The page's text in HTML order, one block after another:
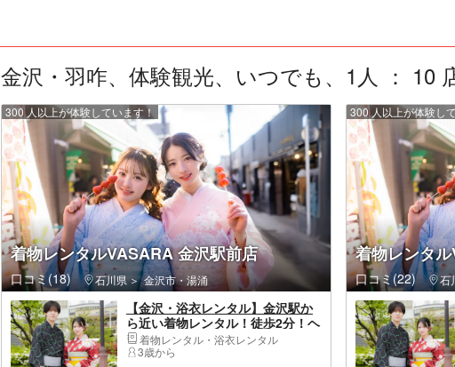
金沢・羽咋、体験観光、いつでも、1人 ： 10
着物レンタルVASARA 金沢駅前店
口コミ(18) 石川県 金沢市・湯涌
300 人以上が体験しています！
【金沢・浴衣レンタル】金沢駅か
ら近い着物レンタル！徒歩2分！ヘ
アセット付き！花火大会や夏祭り
にも！浴衣一式レンタル＆着付け
着物レンタル・浴衣レンタル
3歳から
着物レンタ
口コミ(22) 石
300 人以上が体験し